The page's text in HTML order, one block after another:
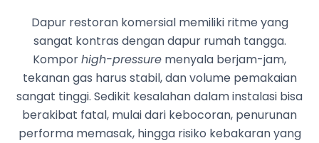
Dapur restoran komersial memiliki ritme yang
sangat kontras dengan dapur rumah tangga.
Komporhigh-pressure menyala berjam-jam,
tekanan gas harus stabil, dan volume pemakaian
sangat tinggi. Sedikit kesalahan dalam instalasi bisa
berakibat fatal, mulai dari kebocoran, penurunan
performa memasak, hingga risiko kebakaran yang